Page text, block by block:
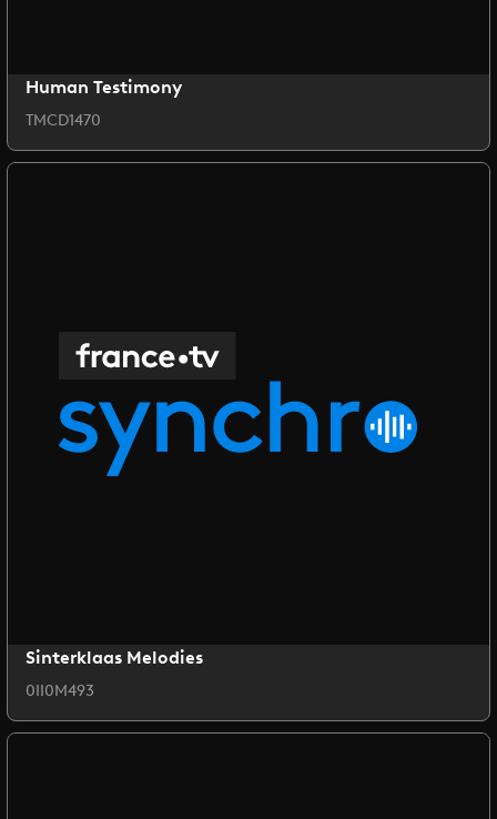
Human Testimony
TMCD1470
Sinterklaas Melodies
0II0M493